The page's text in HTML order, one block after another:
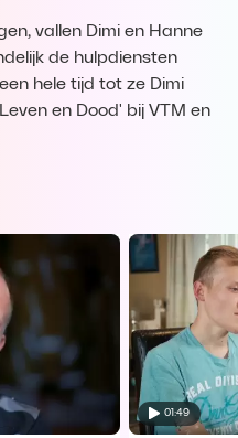
vallen Dimi en Hanne
de hulpdiensten
hele tijd tot ze Dimi
en Dood' bij VTM en
01:49